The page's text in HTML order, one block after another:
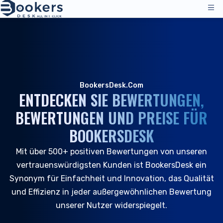
Channel Manager
Vertriebskanäle
Preise
Technischer Support
Reservierungsverwaltung
PMS - Hotelprogramm
Buchungsmaschine
Unterkunft
Hostels
Gastgewerbe
Bewertungen
Ressourcen & Tools
Alle Ressourcen
Werkzeuge & Leitfäden
Unternehmen
Über uns
DE
Anmelden | Demo anfordern
BookersDesk.Com
ENTDECKEN SIE BEWERTUNGEN,
BEWERTUNGEN UND PREISE FÜR
BOOKERSDESK
Mit über 500+ positiven Bewertungen von unseren
vertrauenswürdigsten Kunden ist BookersDesk ein
Synonym für Einfachheit und Innovation, das Qualität
und Effizienz in jeder außergewöhnlichen Bewertung
unserer Nutzer widerspiegelt.